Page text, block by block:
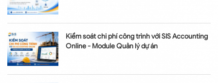
Kiểm soát chi phí công trình với SIS Accounting
Online - Module Quản lý dự án